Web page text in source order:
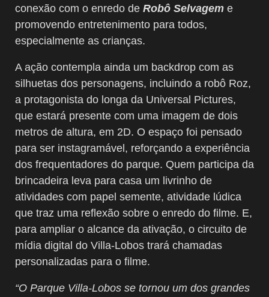
conexão com o enredo de Robô Selvagem e
promovendo entretenimento para todos,
especialmente as crianças.
A ação contempla ainda um backdrop com as
silhuetas dos personagens, incluindo a robô Roz,
a protagonista do longa da Universal Pictures,
que estará presente com uma imagem de dois
metros de altura, em 2D. O espaço foi pensado
para ser instagramável, reforçando a experiência
dos frequentadores do parque. Quem participa da
brincadeira leva para casa um livrinho de
atividades com papel semente, atividade lúdica
que traz uma reflexão sobre o enredo do filme. E,
para ampliar o alcance da ativação, o circuito de
mídia digital do Villa-Lobos trará chamadas
personalizadas para o filme.
“O Parque Villa-Lobos se tornou um dos grandes